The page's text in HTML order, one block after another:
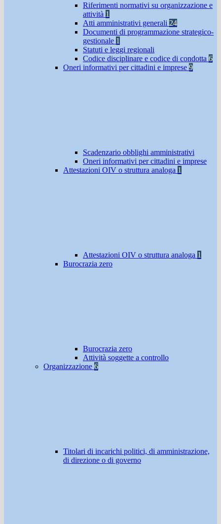
Riferimenti normativi su organizzazione e
attività 1
Atti amministrativi generali 24
Documenti di programmazione strategico-
gestionale 1
Statuti e leggi regionali
Codice disciplinare e codice di condotta 6
Oneri informativi per cittadini e imprese 9
Scadenzario obblighi amministrativi
Oneri informativi per cittadini e imprese
Attestazioni OIV o struttura analoga 1
Attestazioni OIV o struttura analoga 1
Burocrazia zero
Burocrazia zero
Attività soggette a controllo
Organizzazione 6
Titolari di incarichi politici, di amministrazione,
di direzione o di governo